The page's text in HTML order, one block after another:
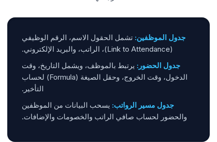
جدول الموظفين: تشمل الحقول الاسم، الرقم الوظيفي
(Link to Attendance)، الراتب، والبريد الإلكتروني.
جدول الحضور: يرتبط بالموظف، ويشمل التاريخ، وقت
الدخول، وقت الخروج، وحقل الصيغة (Formula) لحساب
التأخير.
جدول مسير الرواتب: يسحب البيانات من الموظفين
والحضور لحساب صافي الراتب والخصومات والإضافات.